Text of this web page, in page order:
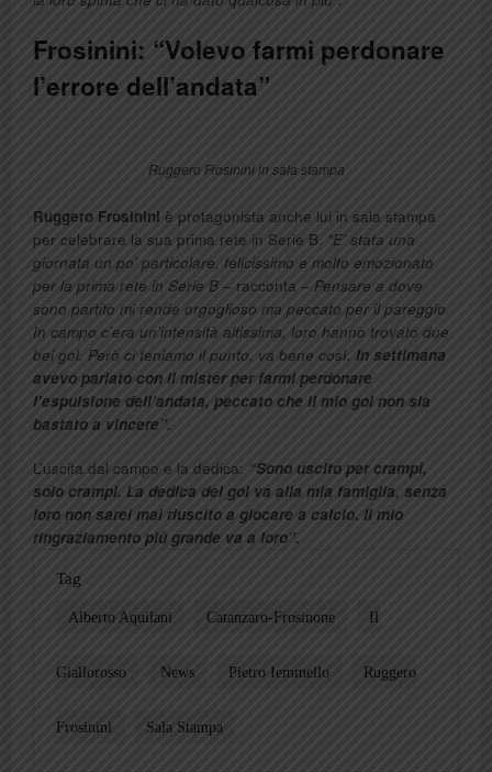
Frosinini: “Volevo farmi perdonare
l’errore dell’andata”
Ruggero Frosinini in sala stampa
Ruggero Frosinini è protagonista anche lui in sala stampa
per celebrare la sua prima rete in Serie B. “E’ stata una
giornata un po’ particolare, felicissimo e molto emozionato
per la prima rete in Serie B – racconta – Pensare a dove
sono partito mi rende orgoglioso ma peccato per il pareggio.
In campo c’era un’intensità altissima, loro hanno trovato due
bei gol. Però ci teniamo il punto, va bene così. In settimana
avevo parlato con il mister per farmi perdonare
l’espulsione dell’andata, peccato che il mio gol non sia
bastato a vincere”.
L’uscita dal campo e la dedica: “Sono uscito per crampi,
solo crampi. La dedica del gol va alla mia famiglia, senza
loro non sarei mai riuscito a giocare a calcio. Il mio
ringraziamento più grande va a loro”.
Tag
Alberto Aquilani Catanzaro-Frosinone Il
Giallorosso News Pietro Iemmello Ruggero
Frosinini Sala Stampa